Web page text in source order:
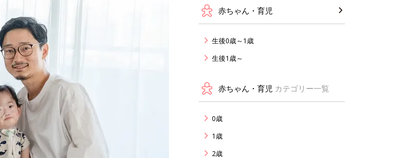
赤ちゃん・育児
生後0歳～1歳
生後1歳～
赤ちゃん・育児 カテゴリー一覧
0歳
1歳
2歳